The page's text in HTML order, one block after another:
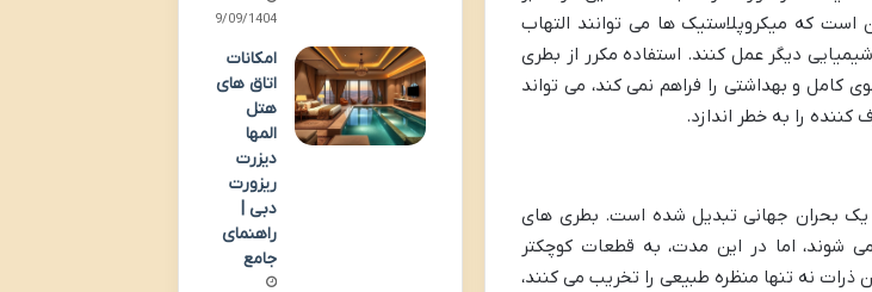
است که میکروپلاستیک ها می توانند التهاب
دیگر عمل کنند. استفاده مکرر از بطری
و بهداشتی را فراهم نمی کند، می تواند
را به خطر اندازد.
بحران جهانی تبدیل شده است. بطری های
شوند، اما در این مدت، به قطعات کوچکتر
نه تنها منظره طبیعی را تخریب می کنند،
29/09/1404
امکانات
اتاق های
هتل
المها
دیزرت
ریزورت
دبی |
راهنمای
جامع